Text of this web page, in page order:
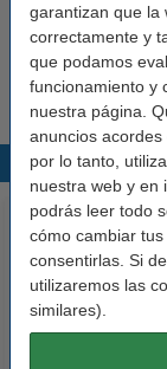
garantizan que la
correctamente y
que podamos
funcionamiento y
nuestra página.
anuncios
por lo tanto,
nuestra web y en
podrás leer todo
cómo cambiar
consentirlas. Si
utilizaremos las
similares).